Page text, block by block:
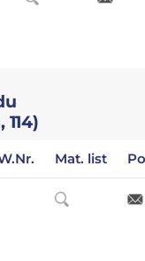
114)
Mat. list